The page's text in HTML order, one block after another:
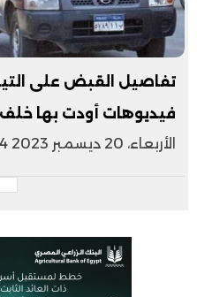
تفاصيل القبض على
فيديوهات أودت بها
الأربعاء، 20 ديسمبر 2023 03:24 م